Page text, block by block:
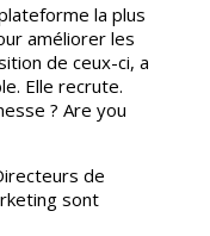
la plus
améliorer les
de ceux-ci, a
Elle recrute.
? Are you
de
sont